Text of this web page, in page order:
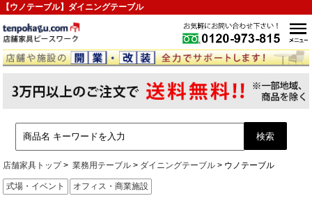
【ウノテーブル】ダイニングテーブル
店舗家具トップ 業務用テーブル ダイニングテーブル ウノテーブル
式場・イベント オフィス・商業施設